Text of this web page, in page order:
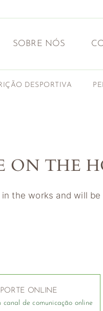
SOBRE NÓS
DESPORTIVA
ON THE
the works and will be
ONLINE
canal de comunicação online